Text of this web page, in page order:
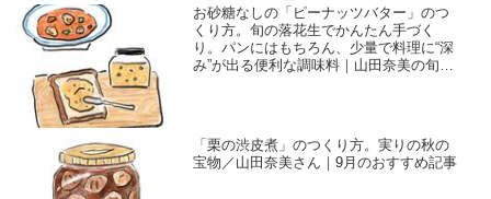
お砂糖なしの「ピーナッツバター」のつ
くり方。旬の落花生でかんたん手づく
り。パンにはもちろん、少量で料理に“深
み”が出る便利な調味料｜山田奈美の旬を
「栗の渋皮煮」のつくり方。実りの秋の
宝物／山田奈美さん｜9月のおすすめ記事